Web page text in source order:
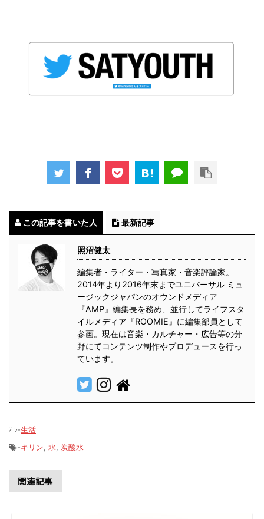
この記事を書いた人 最新記事
照沼健太
編集者・ライター・写真家・音楽評論家。
2014年より2016年末までユニバーサル ミュ
ージックジャパンのオウンドメディア
『AMP』編集長を務め、並行してライフスタ
イルメディア『ROOMIE』に編集部員として
参画。現在は音楽・カルチャー・広告等の分
野にてコンテンツ制作やプロデュースを行っ
ています。
-生活
-キリン, 水, 炭酸水
関連記事